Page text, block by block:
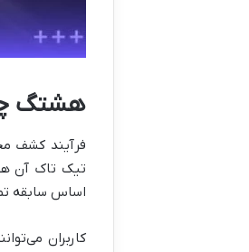
هشتگ
فرآیند کشف
تیک تاک آن
اساس سابقه
کاربران